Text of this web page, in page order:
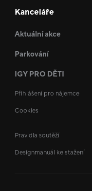
Kanceláře
Aktuální akce
Parkování
IGY PRO DĚTI
Přihlášení pro nájemce
Cookies
Pravidla soutěží
Designmanuál ke stažení